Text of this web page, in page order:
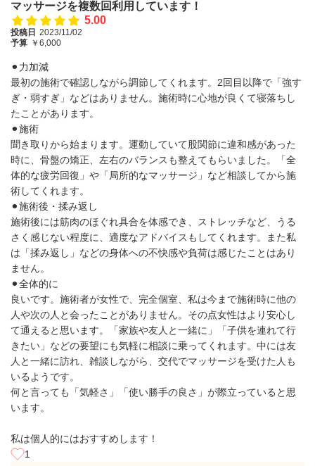
マッサージを複数回利用しています！
5.00
投稿日 2023/11/02
予算 ￥6,000
⚫︎力加減
最初の施術で確認しながら調節してくれます。2回目以降で「強す
ぎ・弱すぎ」などはありません。施術時に心地が良くて寝落ちし
たことがあります。
⚫︎施術
聞き取りから始まります。運動していて股関節に違和感があった
時に、骨盤の矯正、左右のバランスも整えてもらいました。「全
体的な疲労回復」や「局所的なマッサージ」など相談してから施
術してくれます。
⚫︎施術後・揉み返し
施術後には筋肉のほぐれ具合を体感でき、ストレッチなど、うる
さく感じない程度に、適度なアドバイスもしてくれます。また私
は「揉み返し」などの身体への不快感や負荷は感じたことはあり
ません。
⚫︎全体的に
良いです。施術者が女性で、完全個室、私は今まで施術時に他の
人や次の人と会ったことがありません。その点女性はより安心し
て通えると思います。「家族や友人と一緒に」「子供を連れて行
きたい」などの要望にも気軽に相談に乗ってくれます。中には友
人と一緒に訪れ、雑談しながら、交代でマッサージを受けた人も
いるようです。
何と言っても「気軽さ」「使い勝手の良さ」が際立っていると思
います。
私は個人的にはおすすめします！
1